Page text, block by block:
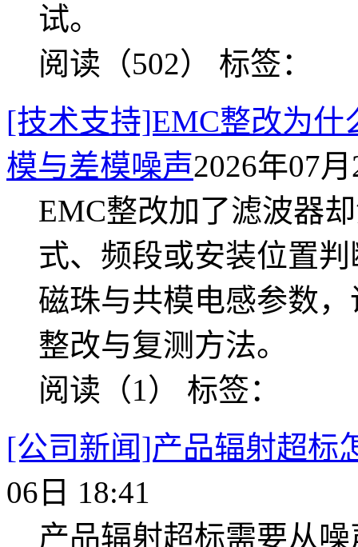
试。
阅读（502） 标签：
[技术支持]EMC整改为
模与差模噪声2026年07
EMC整改加了滤波器
式、频段或安装位置
磁珠与共模电感参数
整改与复测方法。
阅读（1） 标签：
[公司新闻]产品辐射超标
06日 18:41
产品辐射超标需要从